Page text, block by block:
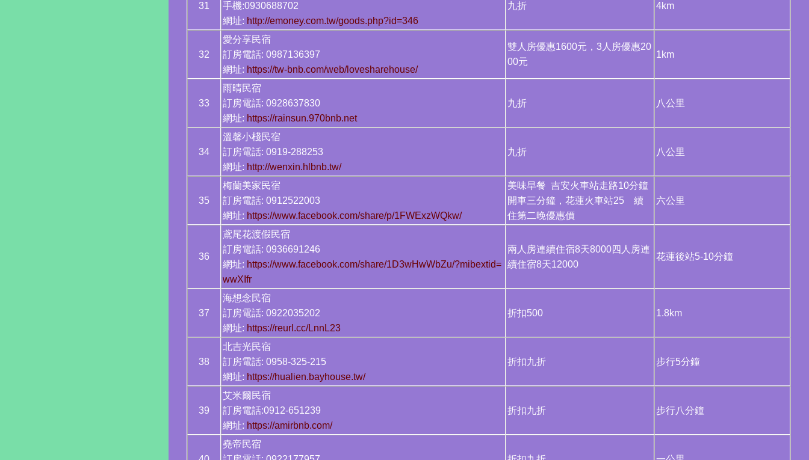
31
手機:0930688702
網址: http://emoney.com.tw/goods.php?id=346
九折 4km
32
愛分享民宿
訂房電話: 0987136397
網址: https://tw-bnb.com/web/lovesharehouse/
雙人房優惠1600元，3人房優惠20
00元
1km
33
雨晴民宿
訂房電話: 0928637830
網址: https://rainsun.970bnb.net
九折 八公里
34
溫馨小棧民宿
訂房電話: 0919-288253
網址: http://wenxin.hlbnb.tw/
九折 八公里
35
梅蘭美家民宿
訂房電話: 0912522003
網址: https://www.facebook.com/share/p/1FWExzWQkw/
美味早餐 吉安火車站走路10分鐘
開車三分鐘，花蓮火車站25 續
住第二晚優惠價
六公里
36
鳶尾花渡假民宿
訂房電話: 0936691246
網址: https://www.facebook.com/share/1D3wHwWbZu/?mibextid=
wwXIfr
兩人房連續住宿8天8000四人房連
續住宿8天12000
花蓮後站5-10分鐘
37
海想念民宿
訂房電話: 0922035202
網址: https://reurl.cc/LnnL23
折扣500 1.8km
38
北吉光民宿
訂房電話: 0958-325-215
網址: https://hualien.bayhouse.tw/
折扣九折 步行5分鐘
39
艾米爾民宿
訂房電話:0912-651239
網址: https://amirbnb.com/
折扣九折 步行八分鐘
堯帝民宿